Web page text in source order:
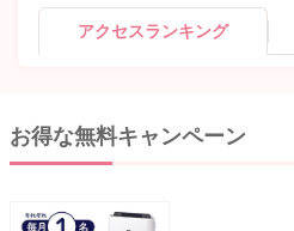
アクセスランキング
お得な無料キャンペーン